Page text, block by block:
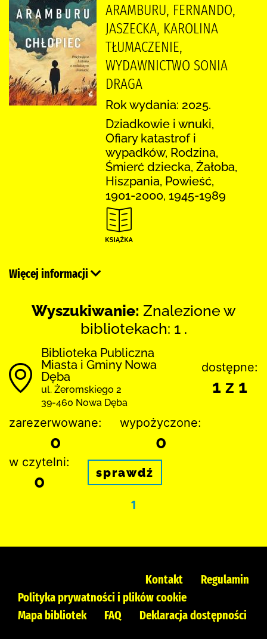
ARAMBURU, FERNANDO,
JASZECKA, KAROLINA
TŁUMACZENIE,
WYDAWNICTWO SONIA
DRAGA
Rok wydania: 2025.
Dziadkowie i wnuki,
Ofiary katastrof i
wypadków, Rodzina,
Śmierć dziecka, Żałoba,
Hiszpania, Powieść,
1901-2000, 1945-1989
Więcej informacji
Wyszukiwanie: Znalezione w
bibliotekach: 1 .
Biblioteka Publiczna
Miasta i Gminy Nowa
Dęba
ul. Żeromskiego 2
39-460 Nowa Dęba
dostępne:
1 z 1
zarezerwowane:
0
wypożyczone:
0
w czytelni:
0 sprawdź
1
Kontakt
Regulamin
Polityka prywatności i plików cookie
Mapa bibliotek
FAQ Deklaracja dostępności